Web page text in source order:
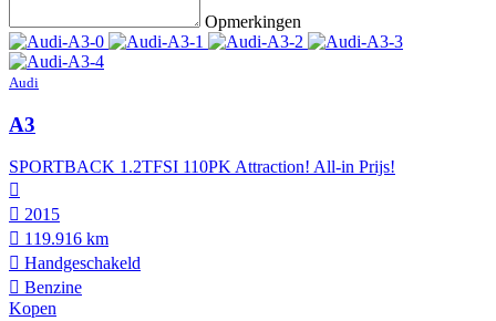
Opmerkingen
Audi
A3
SPORTBACK 1.2TFSI 110PK Attraction! All-in Prijs!
2015
119.916 km
Hand­geschakeld
Benzine
Kopen